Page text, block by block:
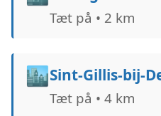
Tæt på • 2 km
🏙️Sint-Gillis-bij-
Tæt på • 4 km